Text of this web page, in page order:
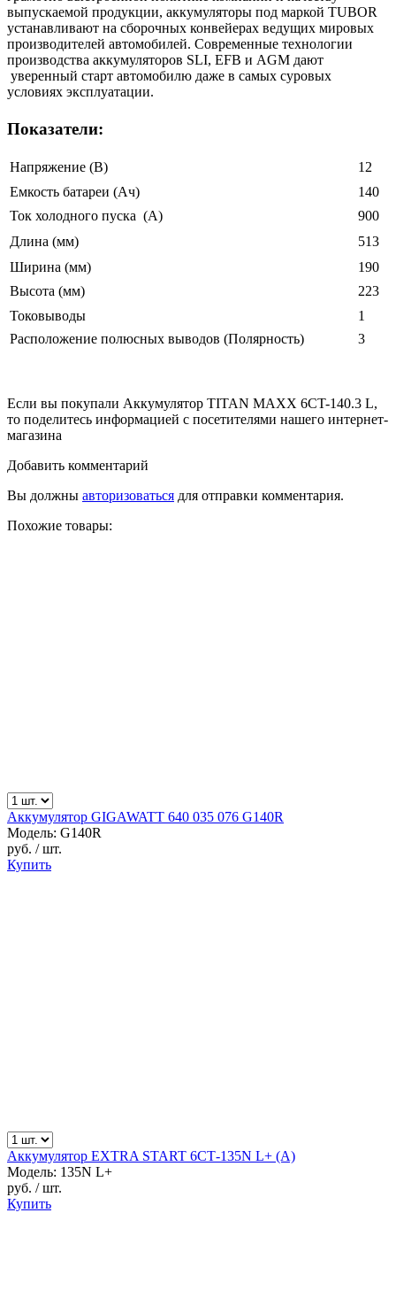
выпускаемой продукции, аккумуляторы под маркой TUBOR
устанавливают на сборочных конвейерах ведущих мировых
производителей автомобилей. Современные технологии
производства аккумуляторов SLI, EFB и AGM дают
уверенный старт автомобилю даже в самых суровых
условиях эксплуатации.
Показатели:
Напряжение (В)
12
Емкость батареи (Ач)
140
Ток холодного пуска (A)
900
Длина (мм)
513
Ширина (мм)
190
Высота (мм)
223
Токовыводы
1
Расположение полюсных выводов (Полярность)
3
Если вы покупали Аккумулятор TITAN MAXX 6CT-140.3 L,
то поделитесь информацией с посетителями нашего интернет-
магазина
Добавить комментарий
Вы должны авторизоваться для отправки комментария.
Похожие товары:
Аккумулятор GIGAWATT 640 035 076 G140R
Модель: G140R
руб. / шт.
Купить
Аккумулятор EXTRA START 6СТ-135N L+ (А)
Модель: 135N L+
руб. / шт.
Купить